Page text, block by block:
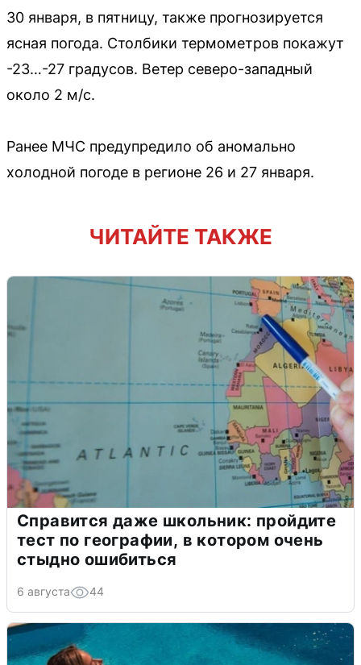
30 января, в пятницу, также прогнозируется
ясная погода. Столбики термометров покажут
-23…-27 градусов. Ветер северо-западный
около 2 м/с.
Ранее МЧС предупредило об аномально
холодной погоде в регионе 26 и 27 января.
ЧИТАЙТЕ ТАКЖЕ
Справится даже школьник: пройдите
тест по географии, в котором очень
стыдно ошибиться
6 августа 44